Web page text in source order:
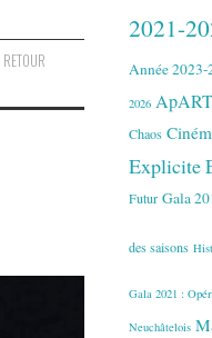
RETOUR
2021-
Année 2023-
2026
Chaos
Explicite
Futur Gala
des saisons
Gala 2021 :
Neuchâtelois